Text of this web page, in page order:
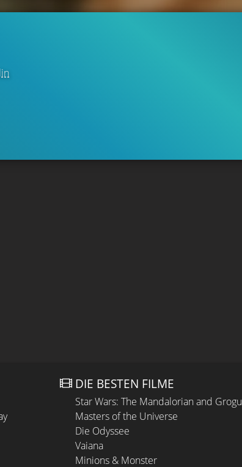
DIE BESTEN FILME
Star Wars: The Mandalorian and Grogu
Masters of the Universe
Die Odyssee
Vaiana
Minions & Monster